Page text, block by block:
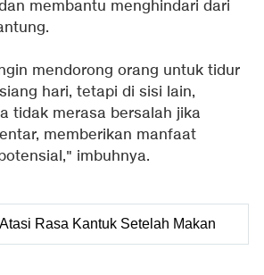
membantu menghindari dari
mendorong orang untuk tidur
hari, tetapi di sisi lain,
tidak merasa bersalah jika
memberikan manfaat
imbuhnya.
Rasa Kantuk Setelah Makan